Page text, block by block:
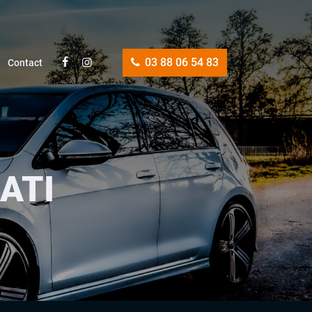
03 88 06 54 83
Contact